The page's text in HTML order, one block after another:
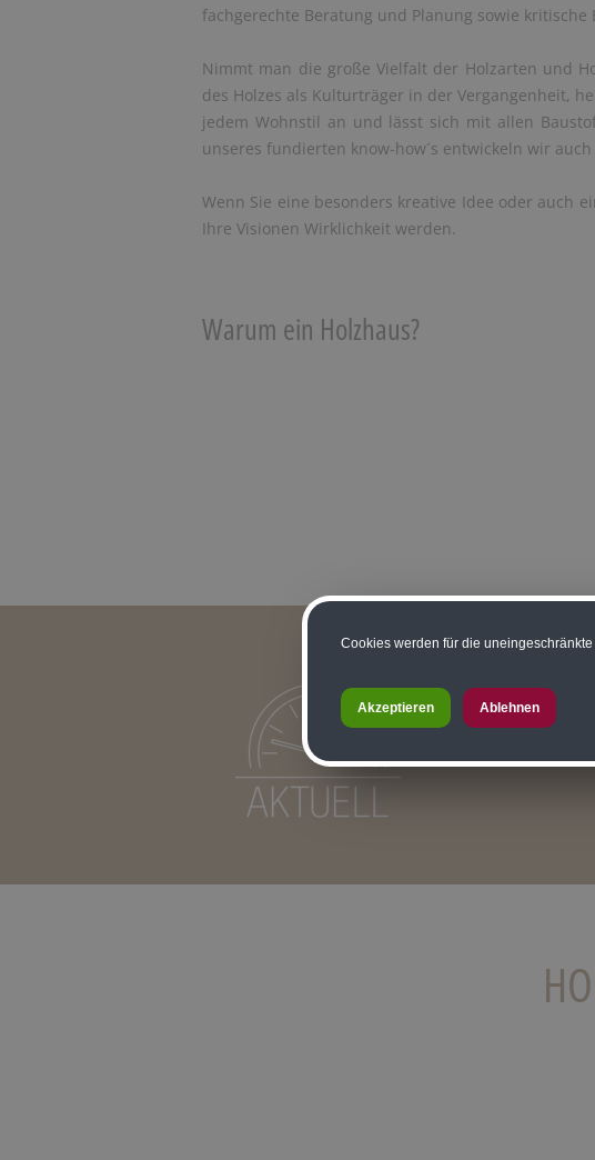
fachgerechte Beratung und Planung sowie
Nimmt man die große Vielfalt der Holzarten und
des Holzes als Kulturträger in der Vergangenheit,
jedem Wohnstil an und lässt sich mit allen
unseres fundierten know-how´s entwickeln wir
Wenn Sie eine besonders kreative Idee oder auch
Ihre Visionen Wirklichkeit werden.
Warum ein Holzhaus?
Cookies werden für die
Akzeptieren Ablehnen